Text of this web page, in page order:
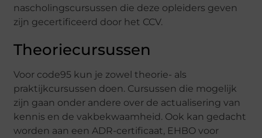
nascholingscursussen die deze opleiders geven
zijn gecertificeerd door het CCV.
Theoriecursussen
Voor code95 kun je zowel theorie- als
praktijkcursussen doen. Cursussen die mogelijk
zijn gaan onder andere over de actualisering van
kennis en de vakbekwaamheid. Ook kan gedacht
worden aan een ADR-certificaat, EHBO voor